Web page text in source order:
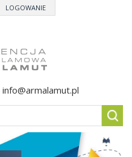
info@armalamut.pl
LOGOWANIE